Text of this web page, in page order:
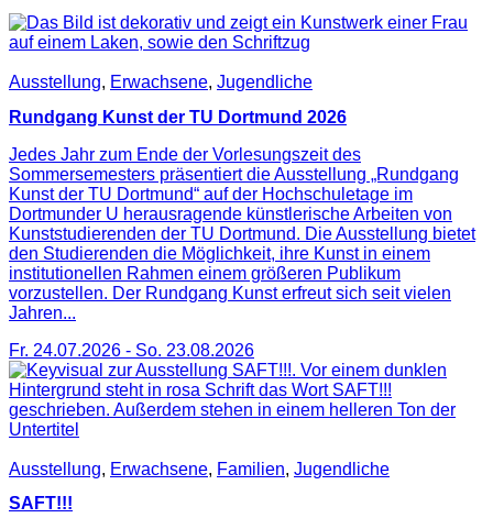
Ausstellung, Erwachsene, Jugendliche
Rundgang Kunst der TU Dortmund 2026
Jedes Jahr zum Ende der Vorlesungszeit des
Sommersemesters präsentiert die Ausstellung „Rundgang
Kunst der TU Dortmund“ auf der Hochschuletage im
Dortmunder U herausragende künstlerische Arbeiten von
Kunststudierenden der TU Dortmund. Die Ausstellung bietet
den Studierenden die Möglichkeit, ihre Kunst in einem
institutionellen Rahmen einem größeren Publikum
vorzustellen. Der Rundgang Kunst erfreut sich seit vielen
Jahren...
Fr. 24.07.2026 - So. 23.08.2026
Ausstellung, Erwachsene, Familien, Jugendliche
SAFT!!!